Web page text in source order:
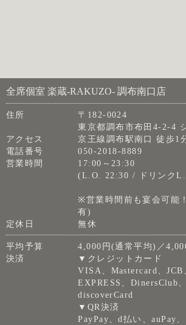
全席個室 楽蔵‐RAKUZO‐ 調布南口店
住所
〒182-0024
東京都調布市布田4-2-4
アクセス
京王線調布駅南口 徒歩1
電話番号
050-2018-8889
営業時間
17:00～23:30
(L.O. 22:30 / ドリンク
※営業時間前も宴会可能
有)
定休日
無休
平均予算
4,000円(通常平均)／
決済
▼クレジットカード
VISA、Mastercard、
EXPRESS、DinersClub、
discoverCard
▼QR決済
PayPay、d払い、auPay